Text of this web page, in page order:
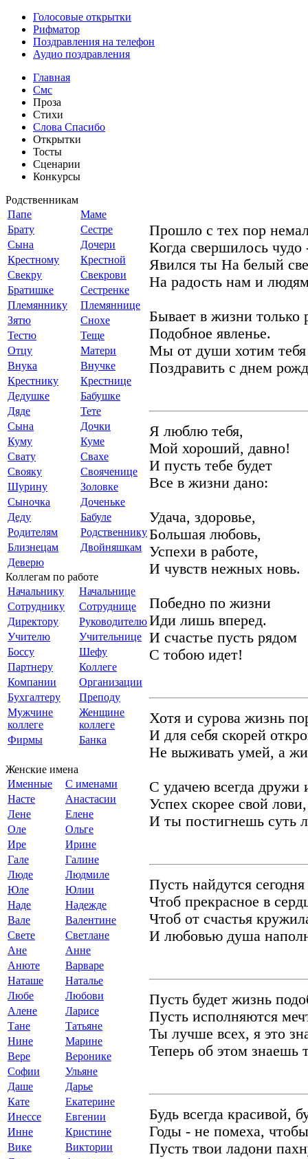
Голосовые открытки
Рифматор
Поздравления на телефон
Аудио поздравления
Главная
Смс
Проза
Стихи
Слова Спасибо
Открытки
Тосты
Сценарии
Конкурсы
Родственникам
Папе
Маме
Брату
Сестре
Сына
Дочери
Крестному
Крестной
Свекру
Свекрови
Братишке
Сестренке
Племяннику
Племяннице
Зятю
Снохе
Тестю
Теще
Отцу
Матери
Внука
Внучке
Крестнику
Крестнице
Дедушке
Бабушке
Дяде
Тете
Сына
Дочки
Куму
Куме
Свату
Свахе
Свояку
Свояченице
Шурину
Золовке
Сыночка
Доченьке
Деду
Бабуле
Родителям
Родственнику
Близнецам
Двойняшкам
Деверю
Коллегам по работе
Начальнику
Начальнице
Сотруднику
Сотруднице
Директору
Руководителю
Учителю
Учительнице
Боссу
Шефу
Партнеру
Коллеге
Компании
Организации
Бухгалтеру
Преподу
Мужчине
коллеге
Женщине
коллеге
Фирмы
Банка
Женские имена
Именные
С именами
Насте
Анастасии
Лене
Елене
Оле
Ольге
Ире
Ирине
Гале
Галине
Люде
Людмиле
Юле
Юлии
Наде
Надежде
Вале
Валентине
Свете
Светлане
Ане
Анне
Анюте
Варваре
Наташе
Наталье
Любе
Любови
Алене
Ларисе
Тане
Татьяне
Нине
Марине
Вере
Веронике
Софии
Ульяне
Даше
Дарье
Кате
Екатерине
Инессе
Евгении
Инне
Кристине
Вике
Виктории
Прошло с тех пор
Когда свершилось чудо
Явился ты На белый
На радость нам и
Бывает в жизни только
Подобное явленье.
Мы от души хотим тебя
Поздравить с днем
Я люблю тебя,
Мой хороший, давно!
И пусть тебе будет
Все в жизни дано:
Удача, здоровье,
Большая любовь,
Успехи в работе,
И чувств нежных новь.
Победно по жизни
Иди лишь вперед.
И счастье пусть рядом
С тобою идет!
Хотя и сурова жизнь
И для себя скорей
Не выживать умей, а
С удачею всегда дружи
Успех скорее свой
И ты постигнешь суть
Пусть найдутся
Чтоб прекрасное в
Чтоб от счастья
И любовью душа
Пусть будет жизнь
Пусть исполняются
Ты лучше всех, я это
Теперь об этом знаешь
Будь всегда красивой,
Годы - не помеха,
Пусть твои ладони